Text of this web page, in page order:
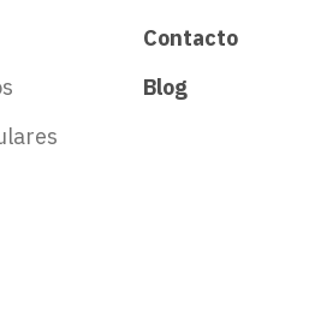
Contacto
Blog